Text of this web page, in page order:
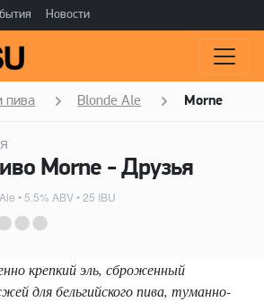
Новости
пива Blonde Ale Morne
Morne - Друзья
• 5.5% ABV • 25 IBU
крепкий эль, сброженный
для бельгийского пива, туманно-